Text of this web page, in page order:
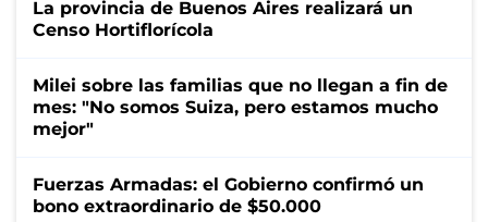
La provincia de Buenos Aires realizará un
Censo Hortiflorícola
Milei sobre las familias que no llegan a fin de
mes: "No somos Suiza, pero estamos mucho
mejor"
Fuerzas Armadas: el Gobierno confirmó un
bono extraordinario de $50.000